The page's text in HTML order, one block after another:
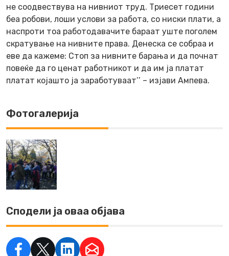
не соодвествува на нивниот труд. Триесет години
беа робови, лоши услови за работа, со ниски плати, а
наспроти тоа работодавачите бараат уште поголем
скратување на нивните права. Денеска се собраа и
еве да кажеме: Стоп за нивните барања и да почнат
повеќе да го ценат работникот и да им ја платат
платат којашто ја заработуваат’’ – изјави Ампева.
Фотогалерија
Сподели ја оваа објава